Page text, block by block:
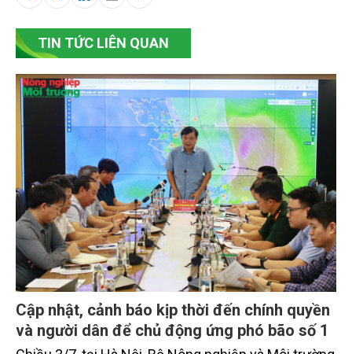
TIN TỨC LIÊN QUAN
Cập nhật, cảnh báo kịp thời đến chính quyền
và người dân để chủ động ứng phó bão số 1